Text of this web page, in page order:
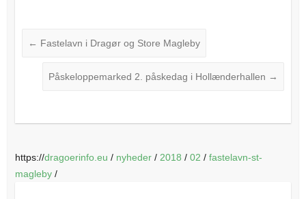
← Fastelavn i Dragør og Store Magleby
Påskeloppemarked 2. påskedag i Hollænderhallen →
https://dragoerinfo.eu / nyheder/ 2018 / 02 / fastelavn-st-
magleby/